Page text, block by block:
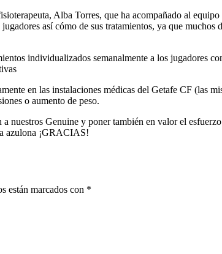
Alba Torres, que ha acompañado al
así cómo de sus tratamientos, ya que
individualizados semanalmente a los jugadores
en las instalaciones médicas del Getafe CF (las
o aumento de peso.
nuestros Genuine y poner también en valor el
azulona ¡GRACIAS!
están marcados con *